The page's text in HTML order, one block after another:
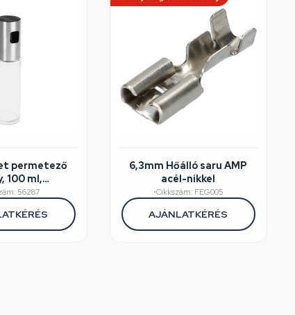
permetező
100 ml,
acél
56287
6,3mm Hőálló saru AMP
acél-nikkel
•Cikkszám: FEG005
AJÁNLATKÉRÉS